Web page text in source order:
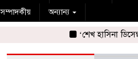
সম্পাদকীয় অন্যান্য
‘শেখ হাসিনা